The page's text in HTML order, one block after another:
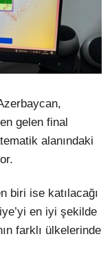
gelen final
alanındaki
biri ise katılacağı
en iyi şekilde
farklı ülkelerinde